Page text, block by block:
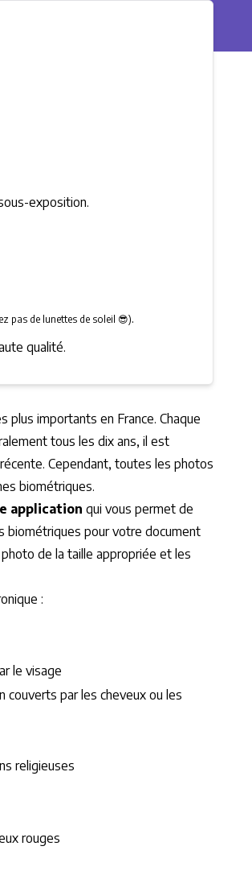
exposition.
pas de lunettes de soleil 😎).
qualité.
importants en France. Chaque
tous les dix ans, il est
Cependant, toutes les photos
biométriques.
application qui vous permet de
biométriques pour votre document
de la taille appropriée et les
:
le visage
couverts par les cheveux ou les
religieuses
rouges